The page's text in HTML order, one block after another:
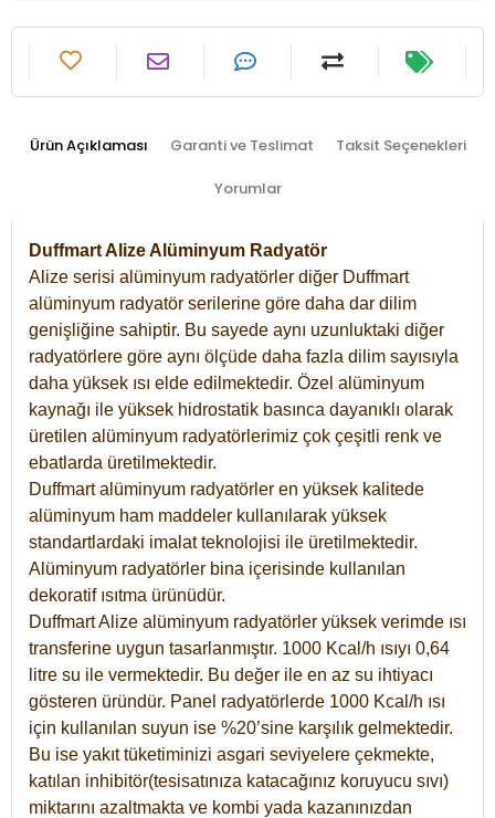
Ürün Açıklaması Garanti ve Teslimat Taksit Seçenekleri
Yorumlar
Duffmart Alize Alüminyum Radyatör
Alize serisi alüminyum radyatörler diğer Duffmart
alüminyum radyatör serilerine göre daha dar dilim
genişliğine sahiptir. Bu sayede aynı uzunluktaki diğer
radyatörlere göre aynı ölçüde daha fazla dilim sayısıyla
daha yüksek ısı elde edilmektedir. Özel alüminyum
kaynağı ile yüksek hidrostatik basınca dayanıklı olarak
üretilen alüminyum radyatörlerimiz çok çeşitli renk ve
ebatlarda üretilmektedir.
Duffmart alüminyum radyatörler en yüksek kalitede
alüminyum ham maddeler kullanılarak yüksek
standartlardaki imalat teknolojisi ile üretilmektedir.
Alüminyum radyatörler bina içerisinde kullanılan
dekoratif ısıtma ürünüdür.
Duffmart Alize alüminyum radyatörler yüksek verimde ısı
transferine uygun tasarlanmıştır. 1000 Kcal/h ısıyı 0,64
litre su ile vermektedir. Bu değer ile en az su ihtiyacı
gösteren üründür. Panel radyatörlerde 1000 Kcal/h ısı
için kullanılan suyun ise %20’sine karşılık gelmektedir.
Bu ise yakıt tüketiminizi asgari seviyelere çekmekte,
katılan inhibitör(tesisatınıza katacağınız koruyucu sıvı)
miktarını azaltmakta ve kombi yada kazanınızdan